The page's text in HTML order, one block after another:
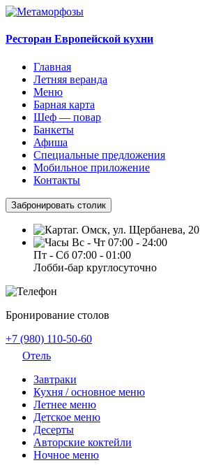
Ресторан Европейской кухни
Главная
Летняя веранда
Меню
Барная карта
Шеф — повар
Банкеты
Афиша
Специальные предложения
Мобильное приложение
Контакты
Забронировать столик
г. Омск, ул. Щербанева, 20
Вс - Чт 07:00 - 24:00
Пт - Сб 07:00 - 01:00
Лобби-бар круглосуточно
Бронирование столов
+7 (980) 110-50-60
Отель
Завтраки
Кухня / основное меню
Летнее меню
Детское меню
Десерты
Авторские коктейли
Ночное меню